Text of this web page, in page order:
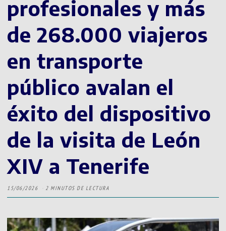
profesionales y más
de 268.000 viajeros
en transporte
público avalan el
éxito del dispositivo
de la visita de León
XIV a Tenerife
15/06/2026 2 MINUTOS DE LECTURA